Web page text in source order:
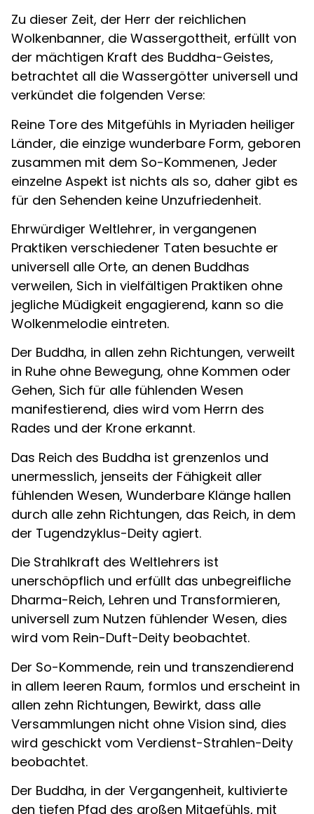
Zu dieser Zeit, der Herr der reichlichen
Wolkenbanner, die Wassergottheit, erfüllt von
der mächtigen Kraft des Buddha-Geistes,
betrachtet all die Wassergötter universell und
verkündet die folgenden Verse:
Reine Tore des Mitgefühls in Myriaden heiliger
Länder, die einzige wunderbare Form, geboren
zusammen mit dem So-Kommenen, Jeder
einzelne Aspekt ist nichts als so, daher gibt es
für den Sehenden keine Unzufriedenheit.
Ehrwürdiger Weltlehrer, in vergangenen
Praktiken verschiedener Taten besuchte er
universell alle Orte, an denen Buddhas
verweilen, Sich in vielfältigen Praktiken ohne
jegliche Müdigkeit engagierend, kann so die
Wolkenmelodie eintreten.
Der Buddha, in allen zehn Richtungen, verweilt
in Ruhe ohne Bewegung, ohne Kommen oder
Gehen, Sich für alle fühlenden Wesen
manifestierend, dies wird vom Herrn des
Rades und der Krone erkannt.
Das Reich des Buddha ist grenzenlos und
unermesslich, jenseits der Fähigkeit aller
fühlenden Wesen, Wunderbare Klänge hallen
durch alle zehn Richtungen, das Reich, in dem
der Tugendzyklus-Deity agiert.
Die Strahlkraft des Weltlehrers ist
unerschöpflich und erfüllt das unbegreifliche
Dharma-Reich, Lehren und Transformieren,
universell zum Nutzen fühlender Wesen, dies
wird vom Rein-Duft-Deity beobachtet.
Der So-Kommende, rein und transzendierend
in allem leeren Raum, formlos und erscheint in
allen zehn Richtungen, Bewirkt, dass alle
Versammlungen nicht ohne Vision sind, dies
wird geschickt vom Verdienst-Strahlen-Deity
beobachtet.
Der Buddha, in der Vergangenheit, kultivierte
den tiefen Pfad des großen Mitgefühls, mit